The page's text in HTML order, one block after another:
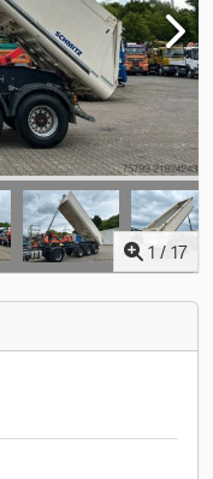
1 / 17